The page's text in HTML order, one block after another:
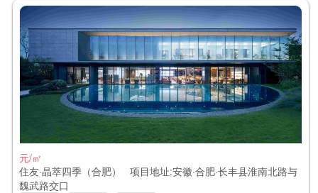
元/㎡
住友·晶萃四季（合肥） 项目地址:安徽·合肥·长丰县淮南北路与
魏武路交口